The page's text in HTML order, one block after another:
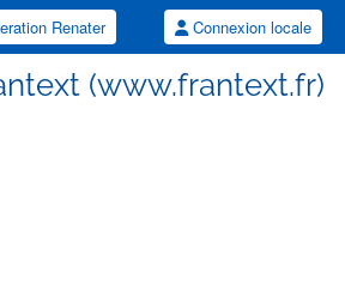
Renater Connexion locale
(www.frantext.fr)